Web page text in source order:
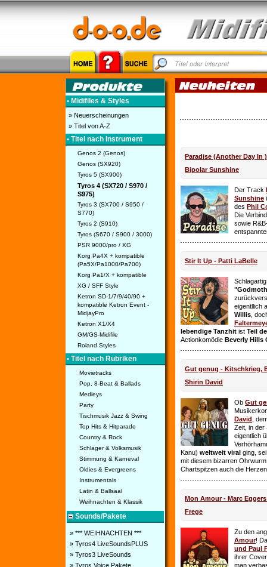
• Midifiles & Styles
» Neuerscheinungen
» Titel von A-Z
• Titel nach Instrument
Genos 2 (Genos)
Genos (SX920)
Tyros 5 (SX900)
Tyros 4 (SX720 / S970 /
S975)
Tyros 3 (SX700 / S950 /
S770)
Tyros 2 (S910)
Tyros (S670 / S900 / 3000)
PSR 9000/pro / XG
Korg Pa4X + kompatible
(Pa5X/Pa1000/Pa700)
Korg Pa1/X + kompatible
XG / SFF Style
Ketron SD-1/7/9/40/90 +
kompatible Ketron Event -
MidjayPro
Ketron X1/X4
GM/GS-Midifile
Roland Styles
• Titel nach Rubriken
Movietracks
Pop, 8-Beat & Ballads
Medleys
Party
Tischmusik Jazz & Swing
Top Hits & Hitparade
Country & Rock
Schlager & Volksmusik
Stimmung & Karneval
Oldies & Evergreens
Instrumentals
Latin & Ballsaal
Weihnachten & Klassik
Sounds/Pakete
» *** WEIHNACHTEN ***
» Tyros4 LiveSoundsPLUS
» Tyros3 LiveSounds
» Tyros Voice Pakete
Paradise (Another Day In
Bipolar Sunshine
Der Track
Sunshine
des Phil
Die
sowie
Stir It Up - Patti LaBelle
eigentllich
Willis ,
lebendige Tanzhit ist Teil
Actionkomödie Beverly Hills
Gut genug - Kitschkrieg,
Shirin David
Ob Gut
David ,
Zeit, in der
eigentlich
Kanu) weltweit viral ging,
mit diesem bizarren
Chartspitzen auch die
Mon Amour - Marc
Frege
Zu den
Amour!
und Paul
ihrer
man